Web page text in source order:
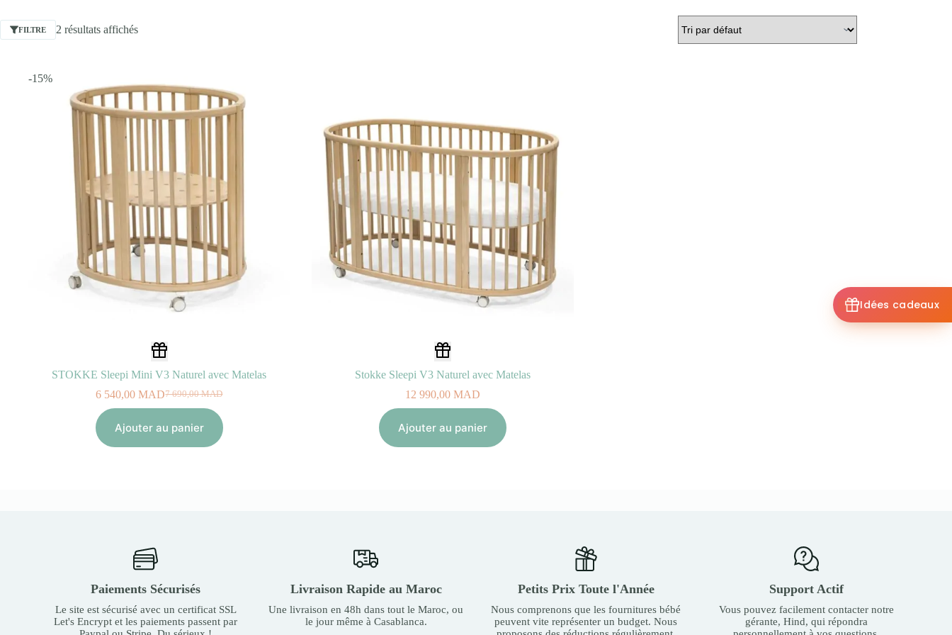
FILTRE 2 résultats affichés
-15%
STOKKE Sleepi Mini V3 Naturel avec Matelas
7 690,00MAD
Le
prix
initial
était :
7
6 540,00 MAD
Le
prix
actuel
est :
6
Ajouter au panier
Stokke Sleepi V3 Naturel avec Matelas
12 990,00MAD
Ajouter au panier
Paiements Sécurisés
Le site est sécurisé avec un certificat SSL
Let's Encrypt et les paiements passent par
Livraison Rapide au Maroc
Une livraison en 48h dans tout le Maroc, ou
le jour même à Casablanca.
Petits Prix Toute l'Année
Nous comprenons que les fournitures bébé
peuvent vite représenter un budget. Nous
Support Actif
Vous pouvez facilement contacter notre
gérante, Hind, qui répondra
Idées cadeaux